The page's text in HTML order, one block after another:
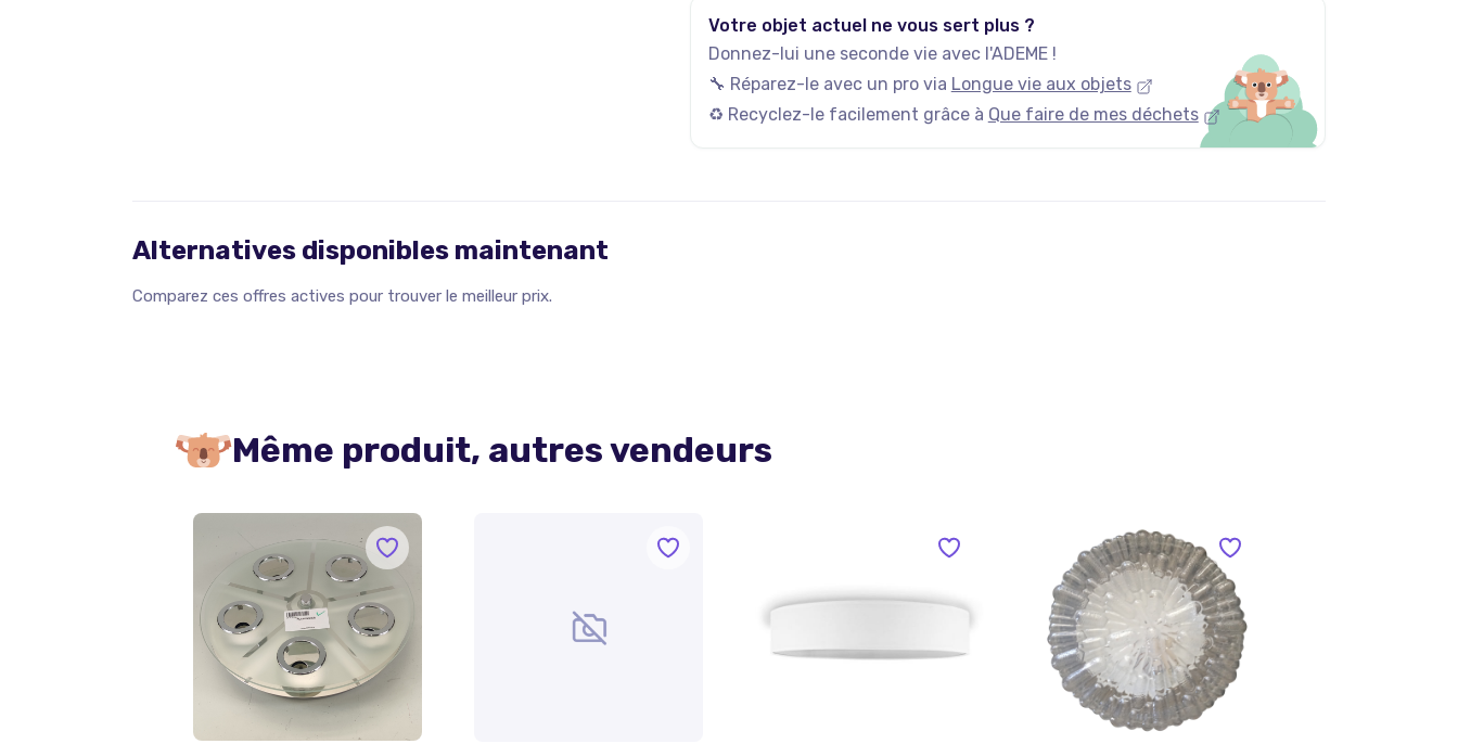
Votre objet actuel ne vous sert plus ?
Donnez-lui une seconde vie avec l'ADEME !
🔧 Réparez-le avec un pro via Longue vie aux objets
♻️ Recyclez-le facilement grâce à Que faire de mes déchets
Alternatives disponibles maintenant
Comparez ces offres actives pour trouver le meilleur prix.
Même produit, autres vendeurs